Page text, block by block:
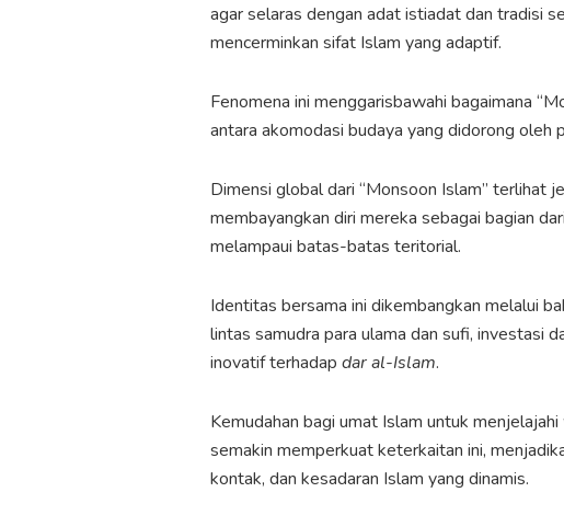
agar selaras dengan adat istiadat dan tradisi
mencerminkan sifat Islam yang adaptif.
Fenomena ini menggarisbawahi bagaimana
antara akomodasi budaya yang didorong
Dimensi global dari “Monsoon Islam” terlihat
membayangkan diri mereka sebagai bagian
melampaui batas-batas teritorial.
Identitas bersama ini dikembangkan melalui
lintas samudra para ulama dan sufi, investasi
inovatif terhadap dar al-Islam.
Kemudahan bagi umat Islam untuk
semakin memperkuat keterkaitan ini,
kontak, dan kesadaran Islam yang dinamis.